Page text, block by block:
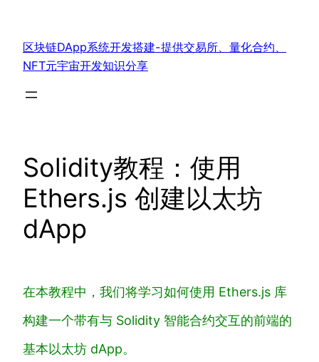
区块链DApp系统开发搭建-提供交易所、量化合约、
NFT元宇宙开发知识分享
Solidity教程：使用
Ethers.js 创建以太坊
dApp
在本教程中，我们将学习如何使用 Ethers.js 库
构建一个带有与 Solidity 智能合约交互的前端的
基本以太坊 dApp。